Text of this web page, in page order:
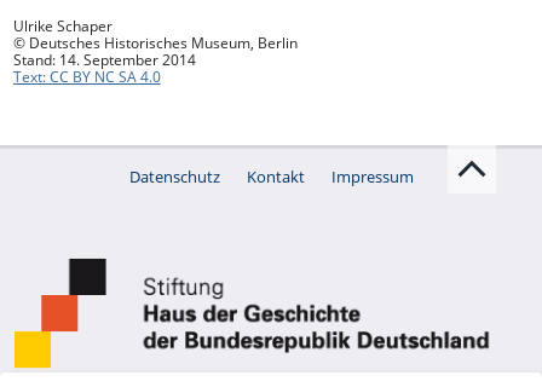
Ulrike Schaper
© Deutsches Historisches Museum, Berlin
Stand: 14. September 2014
Text: CC BY NC SA 4.0
Datenschutz Kontakt Impressum